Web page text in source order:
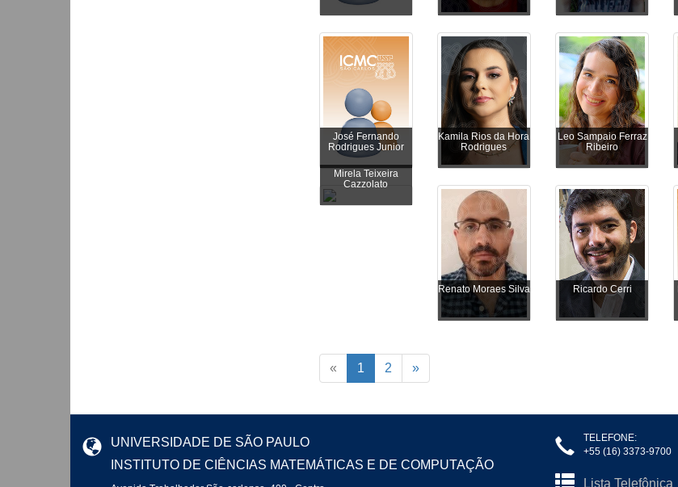
José Fernando
Rodrigues Junior
Kamila Rios da Hora
Rodrigues
Leo Sampaio Ferraz
Ribeiro
Mirela Teixeira
Cazzolato
Renato Moraes Silva Ricardo Cerri
« 1 2 »
UNIVERSIDADE DE SÃO PAULO
INSTITUTO DE CIÊNCIAS MATEMÁTICAS E DE COMPUTAÇÃO
TELEFONE:
+55 (16) 3373-9700
Lista Telefônica